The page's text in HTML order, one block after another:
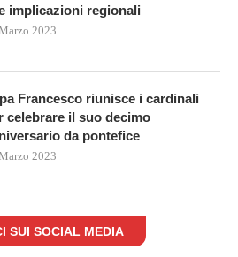
implicazioni regionali
2023
Francesco riunisce i cardinali
celebrare il suo decimo
da pontefice
2023
SUI SOCIAL MEDIA